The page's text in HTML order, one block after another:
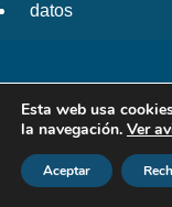
datos
Esta web usa
la navegación. Ver
Aceptar